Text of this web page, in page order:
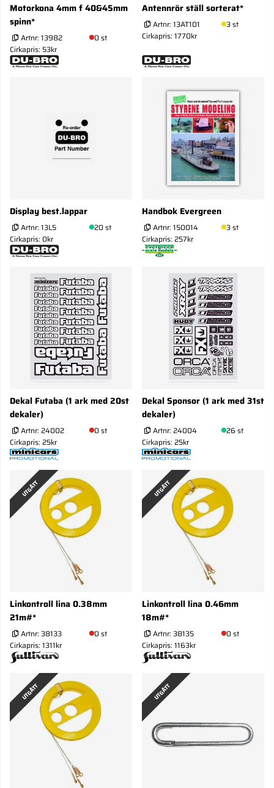
Motorkona 4mm f 40&45mm
spinn*
Artnr: 13982
0 st
Cirkapris: 53kr
Antennrör ställ sorterat*
Artnr: 13AT101
3 st
Cirkapris: 1770kr
Display best.lappar
Artnr: 13L5
20 st
Cirkapris: 0kr
Handbok Evergreen
Artnr: 150014
3 st
Cirkapris: 257kr
Dekal Futaba (1 ark med 20st
dekaler)
Artnr: 24002
0 st
Cirkapris: 25kr
Dekal Sponsor (1 ark med 31st
dekaler)
Artnr: 24004
26 st
Cirkapris: 25kr
UTGÅTT
Linkontroll lina 0.38mm
21m#*
Artnr: 38133
0 st
Cirkapris: 1311kr
UTGÅTT
Linkontroll lina 0.46mm
18m#*
Artnr: 38135
0 st
Cirkapris: 1163kr
UTGÅTT UTGÅTT